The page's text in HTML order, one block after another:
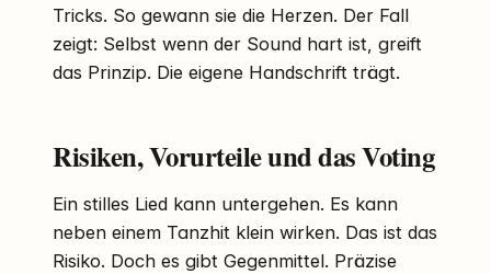
Tricks. So gewann sie die Herzen. Der Fall
zeigt: Selbst wenn der Sound hart ist, greift
das Prinzip. Die eigene Handschrift trägt.
Risiken, Vorurteile und das Voting
Ein stilles Lied kann untergehen. Es kann
neben einem Tanzhit klein wirken. Das ist das
Risiko. Doch es gibt Gegenmittel. Präzise